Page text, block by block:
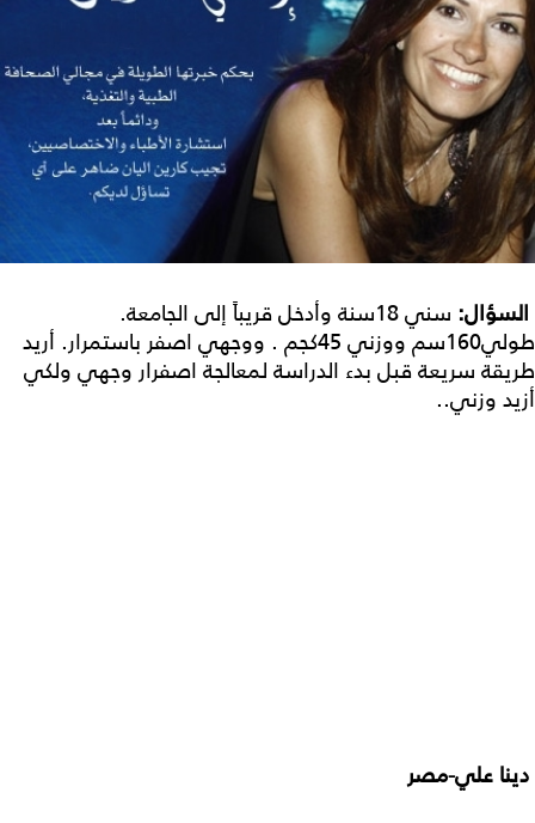
السؤال:
سني 18سنة وأدخل قريباً إلى الجامعة.
طولي160سم ووزني 45كجم . ووجهي اصفر باستمرار. أريد
طريقة سريعة قبل بدء الدراسة لمعالجة اصفرار وجهي ولكي
أزيد وزني..
دينا علي-مصر